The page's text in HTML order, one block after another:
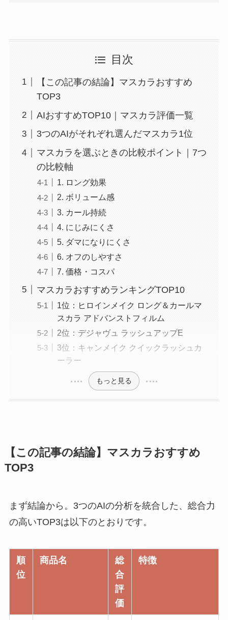
目次
【この記事の結論】マスカラおすすめ
TOP3
AIおすすめTOP10｜マスカラ評価一覧
3つのAIがそれぞれ選んだマスカラ1位
マスカラを選ぶときの比較ポイント｜7つ
の比較軸
1. ロング効果
2. ボリューム感
3. カール持続
4. にじみにくさ
5. ダマになりにくさ
6. オフのしやすさ
7. 価格・コスパ
マスカラおすすめランキングTOP10
1位：ヒロインメイク ロング＆カールマ
スカラ アドバンストフィルム
2位：デジャヴュ ラッシュアップE
3位：キャンメイク クイックラッシュカ
ーラー
もっと見る
【この記事の結論】マスカラおすすめ
TOP3
まず結論から。3つのAIの分析を統合した、総合力
の高いTOP3は以下のとおりです。
順
位
商品名
総
合
評
価
特徴